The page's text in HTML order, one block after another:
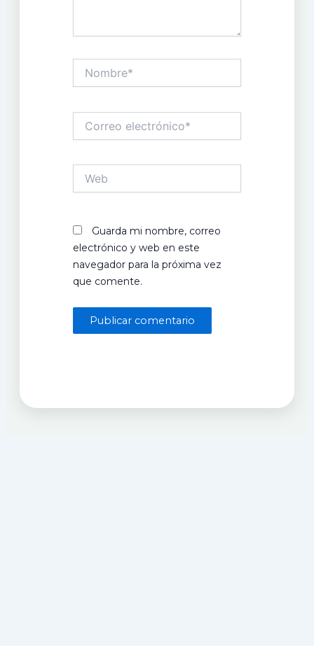
electrónico*
Guarda mi nombre, correo
electrónico y web en este
navegador para la próxima vez
que comente.